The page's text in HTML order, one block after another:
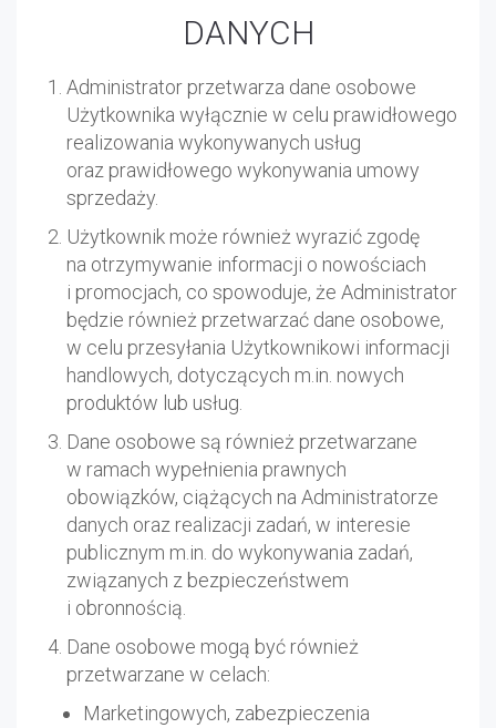
DANYCH
Administrator przetwarza dane osobowe
Użytkownika wyłącznie w celu prawidłowego
realizowania wykonywanych usług
oraz prawidłowego wykonywania umowy
sprzedaży.
Użytkownik może również wyrazić zgodę
na otrzymywanie informacji o nowościach
i promocjach, co spowoduje, że Administrator
będzie również przetwarzać dane osobowe,
w celu przesyłania Użytkownikowi informacji
handlowych, dotyczących m.in. nowych
produktów lub usług.
Dane osobowe są również przetwarzane
w ramach wypełnienia prawnych
obowiązków, ciążących na Administratorze
danych oraz realizacji zadań, w interesie
publicznym m.in. do wykonywania zadań,
związanych z bezpieczeństwem
i obronnością.
Dane osobowe mogą być również
przetwarzane w celach:
Marketingowych, zabezpieczenia